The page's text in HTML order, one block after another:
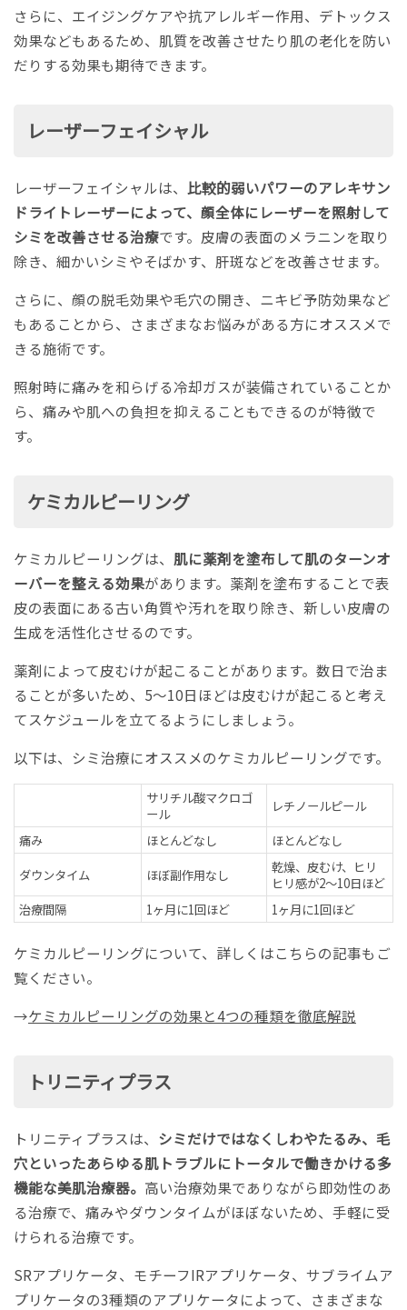
さらに、エイジングケアや抗アレルギー作用、デトックス
効果などもあるため、肌質を改善させたり肌の老化を防い
だりする効果も期待できます。
レーザーフェイシャル
レーザーフェイシャルは、 比較的弱いパワーのアレキサン
ドライトレーザーによって、顔全体にレーザーを照射して
シミを改善させる治療です。皮膚の表面のメラニンを取り
除き、細かいシミやそばかす、肝斑などを改善させます。
さらに、顔の脱毛効果や毛穴の開き、ニキビ予防効果など
もあることから、さまざまなお悩みがある方にオススメで
きる施術です。
照射時に痛みを和らげる冷却ガスが装備されていることか
ら、痛みや肌への負担を抑えることもできるのが特徴で
す。
ケミカルピーリング
ケミカルピーリングは、 肌に薬剤を塗布して肌のターンオ
ーバーを整える効果があります。薬剤を塗布することで表
皮の表面にある古い角質や汚れを取り除き、新しい皮膚の
生成を活性化させるのです。
薬剤によって皮むけが起こることがあります。数日で治ま
ることが多いため、5～10日ほどは皮むけが起こると考え
てスケジュールを立てるようにしましょう。
以下は、シミ治療にオススメのケミカルピーリングです。
サリチル酸マクロゴ
ール
レチノールピール
痛み
ほとんどなし
ほとんどなし
ダウンタイム
ほぼ副作用なし
乾燥、皮むけ、ヒリ
ヒリ感が2～10日ほど
治療間隔
1ヶ月に1回ほど 1ヶ月に1回ほど
ケミカルピーリングについて、詳しくはこちらの記事もご
覧ください。
→ケミカルピーリングの効果と4つの種類を徹底解説
トリニティプラス
トリニティプラスは、 シミだけではなくしわやたるみ、毛
穴といったあらゆる肌トラブルにトータルで働きかける多
機能な美肌治療器。 高い治療効果でありながら即効性のあ
る治療で、痛みやダウンタイムがほぼないため、手軽に受
けられる治療です。
SRアプリケータ、モチーフIRアプリケータ、サブライムア
プリケータの3種類のアプリケータによって、さまざまな